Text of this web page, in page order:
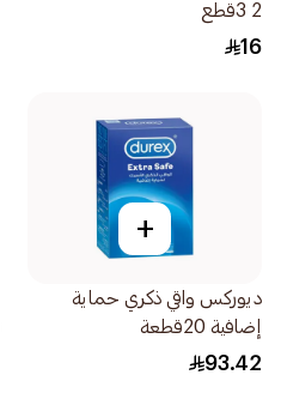
2 3قطع
16
+
ديوركس واقي ذكري حماية
إضافية 20قطعة
93.42